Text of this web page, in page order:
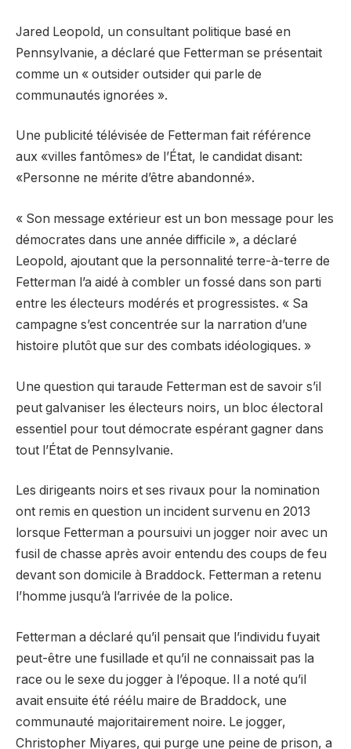
Jared Leopold, un consultant politique basé en
Pennsylvanie, a déclaré que Fetterman se présentait
comme un « outsider outsider qui parle de
communautés ignorées ».
Une publicité télévisée de Fetterman fait référence
aux «villes fantômes» de l’État, le candidat disant:
«Personne ne mérite d’être abandonné».
« Son message extérieur est un bon message pour les
démocrates dans une année difficile », a déclaré
Leopold, ajoutant que la personnalité terre-à-terre de
Fetterman l’a aidé à combler un fossé dans son parti
entre les électeurs modérés et progressistes. « Sa
campagne s’est concentrée sur la narration d’une
histoire plutôt que sur des combats idéologiques. »
Une question qui taraude Fetterman est de savoir s’il
peut galvaniser les électeurs noirs, un bloc électoral
essentiel pour tout démocrate espérant gagner dans
tout l’État de Pennsylvanie.
Les dirigeants noirs et ses rivaux pour la nomination
ont remis en question un incident survenu en 2013
lorsque Fetterman a poursuivi un jogger noir avec un
fusil de chasse après avoir entendu des coups de feu
devant son domicile à Braddock. Fetterman a retenu
l’homme jusqu’à l’arrivée de la police.
Fetterman a déclaré qu’il pensait que l’individu fuyait
peut-être une fusillade et qu’il ne connaissait pas la
race ou le sexe du jogger à l’époque. Il a noté qu’il
avait ensuite été réélu maire de Braddock, une
communauté majoritairement noire. Le jogger,
Christopher Miyares, qui purge une peine de prison, a